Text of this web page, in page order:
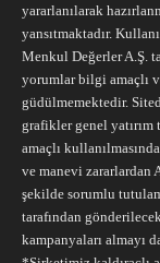
yararlanılarak
yansıtmaktadır.
Menkul Değerler A.Ş.
yorumlar bilgi amaçlı
güdülmemektedir.
grafikler genel
amaçlı
ve manevi zararlardan
şekilde sorumlu
tarafından
kampanyaları almayı